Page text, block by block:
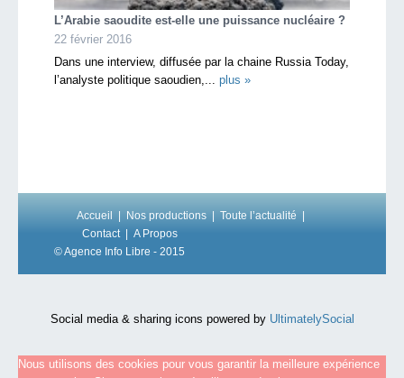
L’Arabie saoudite est-elle une puissance nucléaire ?
22 février 2016
Dans une interview, diffusée par la chaine Russia Today,
l’analyste politique saoudien,... plus »
Accueil Nos productions
Toute l’actualité
Contact
A Propos
© Agence Info Libre - 2015
Social media & sharing icons powered by UltimatelySocial
Nous utilisons des cookies pour vous garantir la meilleure expérience